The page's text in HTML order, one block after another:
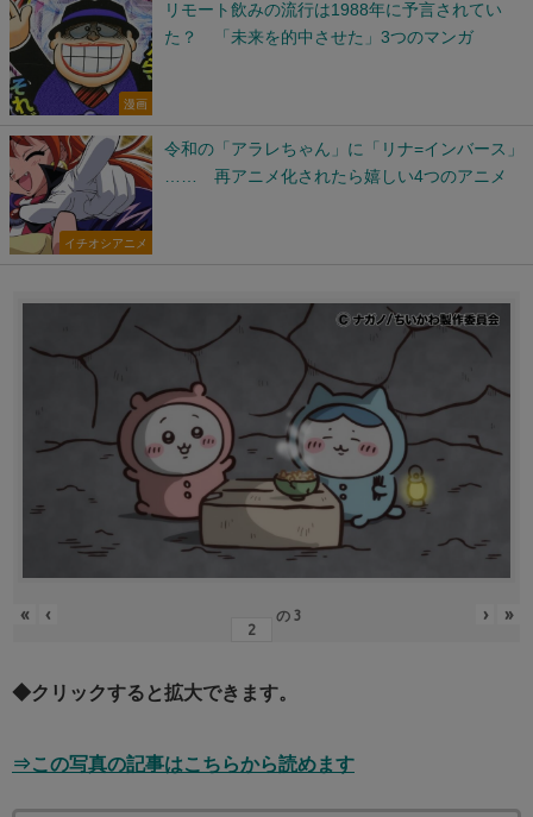
漫画
リモート飲みの流行は1988年に予言されてい
た？ 「未来を的中させた」3つのマンガ
イチオシアニメ
令和の「アラレちゃん」に「リナ=インバース」
…… 再アニメ化されたら嬉しい4つのアニメ
« ‹ の 3 › »
◆クリックすると拡大できます。
⇒この写真の記事はこちらから読めます